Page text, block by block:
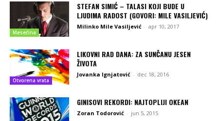
Mesečina
STEFAN SIMIĆ – TALASI KOJI BUDE U
LJUDIMA RADOST (GOVORI: MILE VASILJEVIĆ)
Milinko Mile Vasiljević - apr 10, 2017
Otvorena vrata
LIKOVNI RAD DANA: ZA SUNČANU JESEN
ŽIVOTA
Jovanka Ignjatović - dec 18, 2016
GINISOVI REKORDI: NAJTOPLIJI OKEAN
Zoran Todorović - jun 5, 2015